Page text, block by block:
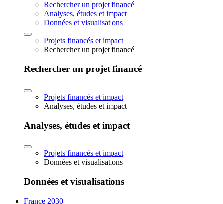
Rechercher un projet financé
Analyses, études et impact
Données et visualisations
Projets financés et impact
Rechercher un projet financé
Rechercher un projet financé
Projets financés et impact
Analyses, études et impact
Analyses, études et impact
Projets financés et impact
Données et visualisations
Données et visualisations
France 2030